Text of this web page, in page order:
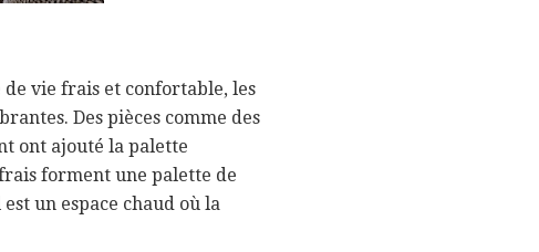
de vie frais et confortable, les
Des pièces comme des
ont ajouté la palette
forment une palette de
un espace chaud où la